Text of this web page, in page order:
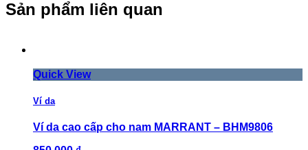
Sản phẩm liên quan
Quick View
Ví da
Ví da cao cấp cho nam MARRANT – BHM9806